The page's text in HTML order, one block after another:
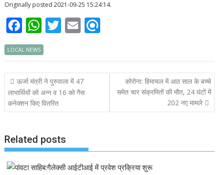
Originally posted 2021-09-25 15:24:14.
F
ac
e
b
o
o
k
W
h
at
s
A
p
p
T
itt
er
E
ai
l
i
n
LOCAL NEWS
Post
navigation
ऊर्जा मंत्री ने पुरुवाला में 47
लाभार्थियों को अन्न व 16 को गैस
कनेक्शन किए वितरित
कोरोना: हिमाचल में आठ साल के बच्चे
समेत चार संक्रमितों की मौत, 24 घंटों में
202 नए मामले
Related posts